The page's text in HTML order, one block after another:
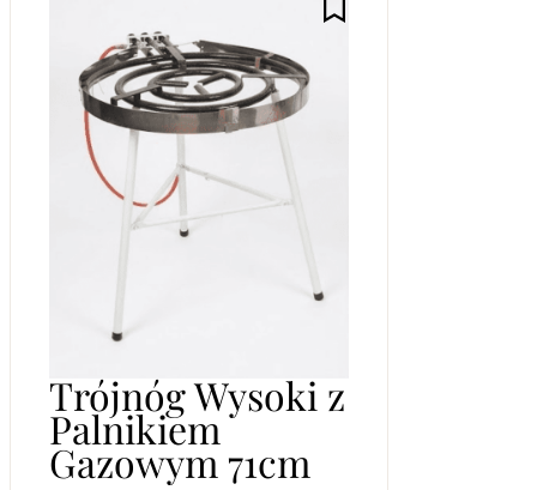
Trójnóg Wysoki z
Palnikiem
Gazowym 71cm